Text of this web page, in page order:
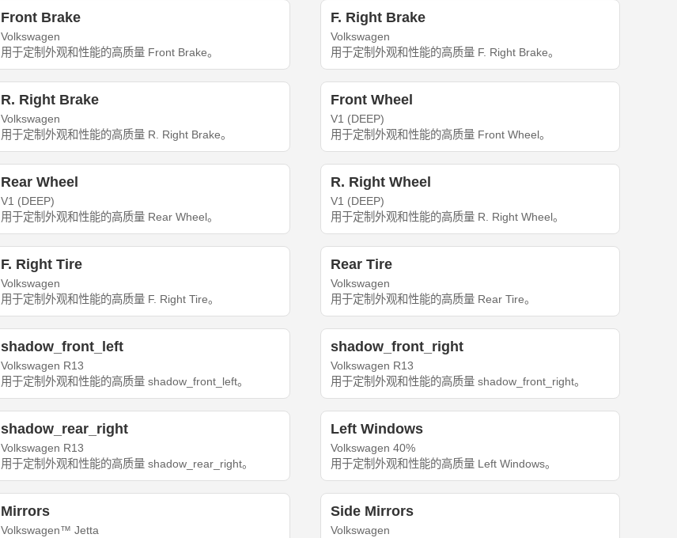
Front Brake
Volkswagen
用于定制外观和性能的高质量 Front Brake。
F. Right Brake
Volkswagen
用于定制外观和性能的高质量 F. Right Brake。
R. Right Brake
Volkswagen
用于定制外观和性能的高质量 R. Right Brake。
Front Wheel
V1 (DEEP)
用于定制外观和性能的高质量 Front Wheel。
Rear Wheel
V1 (DEEP)
用于定制外观和性能的高质量 Rear Wheel。
R. Right Wheel
V1 (DEEP)
用于定制外观和性能的高质量 R. Right Wheel。
F. Right Tire
Volkswagen
用于定制外观和性能的高质量 F. Right Tire。
Rear Tire
Volkswagen
用于定制外观和性能的高质量 Rear Tire。
shadow_front_left
Volkswagen R13
用于定制外观和性能的高质量 shadow_front_left。
shadow_front_right
Volkswagen R13
用于定制外观和性能的高质量 shadow_front_right。
shadow_rear_right
Volkswagen R13
用于定制外观和性能的高质量 shadow_rear_right。
Left Windows
Volkswagen 40%
用于定制外观和性能的高质量 Left Windows。
Mirrors
Volkswagen™ Jetta
Side Mirrors
Volkswagen